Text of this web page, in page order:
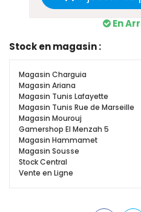
En
Stock en magasin :
Magasin Charguia
Magasin Ariana
Magasin Tunis Lafayette
Magasin Tunis Rue de Marseille
Magasin Mourouj
Gamershop El Menzah 5
Magasin Hammamet
Magasin Sousse
Stock Central
Vente en Ligne